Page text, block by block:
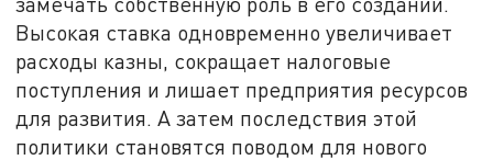
Высокая ставка одновременно увеличивает
расходы казны, сокращает налоговые
поступления и лишает предприятия ресурсов
для развития. А затем последствия этой
политики становятся поводом для нового